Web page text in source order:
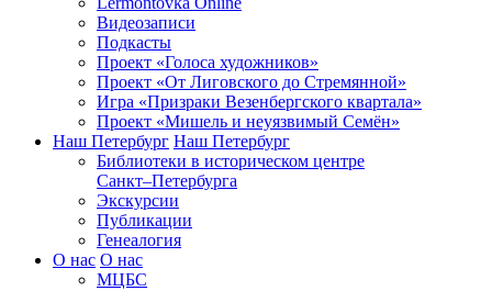
Видеозаписи
Подкасты
Проект «Голоса художников»
Проект «От Лиговского до Стремянной»
Игра «Призраки Везенбергского квартала»
Проект «Мишель и неуязвимый Семён»
Наш Петербург Наш Петербург
Библиотеки в историческом центре
Санкт–Петербурга
Экскурсии
Публикации
Генеалогия
О нас О нас
МЦБС